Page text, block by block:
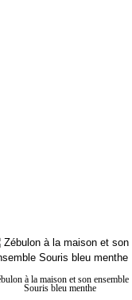
à la maison et son ensemble
Souris bleu menthe